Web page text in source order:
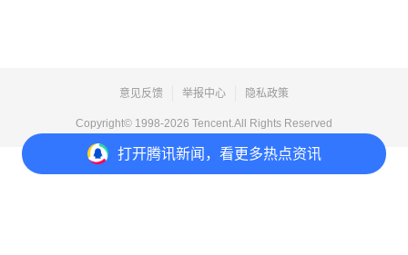
打开腾讯新闻，看更多热点资讯
意见反馈 举报中心 隐私政策
Copyright© 1998-2026 Tencent.All Rights Reserved